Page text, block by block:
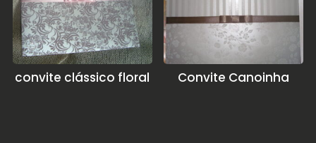
convite clássico floral Convite Canoinha